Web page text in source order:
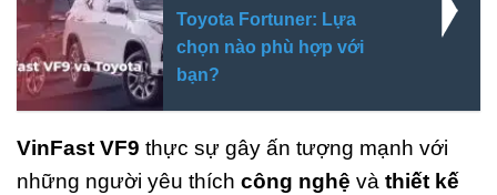
Toyota Fortuner: Lựa
chọn nào phù hợp với
bạn?
VinFast VF9 thực sự gây ấn tượng mạnh với
những người yêu thích công nghệ và thiết kế